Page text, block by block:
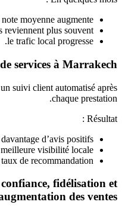
moyenne augmente ;
reviennent plus souvent ;
le trafic local progresse.
services à Marrakech
suivi client automatisé après
chaque prestation.
Résultat :
davantage d’avis positifs ;
meilleure visibilité locale ;
de recommandation.
fidélisation et
des ventes